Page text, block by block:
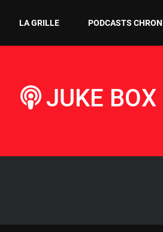
LA GRILLE PODCASTS
JUKE BOX